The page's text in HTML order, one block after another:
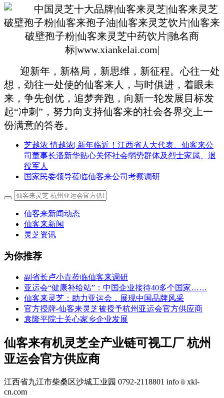
迎新年，新格局，新思维，新征程。心往一处
想，劲往一处使的仙客来人，与时俱进，着眼未
来，争先创优，追梦奔跑，向新一轮发展目标发
起“冲刺”，努力向支持仙客来的社会各界交上一
份满意的答卷。
芝越浓 情越浓| 新年临近！江西省人大代表、仙客来公
司董事长潘新华贴心关怀社会弱势群体及烈士家属、退
役军人
国家民委领导莅临仙客来公司考察调研
仙客来新闻动态
仙客来新闻
灵芝资讯
为你推荐
副省长卢小青莅临仙客来调研
亚运会“健康补给站”：中国企业接待40多个国家……
仙客来灵芝：助力亚运会，展现中国品牌风采
官方授牌-仙客来灵芝被授予杭州亚运会官方供应商
袁隆平院士关心家乡企业发展
仙客来有机灵芝全产业链可视工厂 杭州
亚运会官方供应商
江西省九江市柴桑区沙城工业园 0792-2118801 info﹫xkl-
cn.com